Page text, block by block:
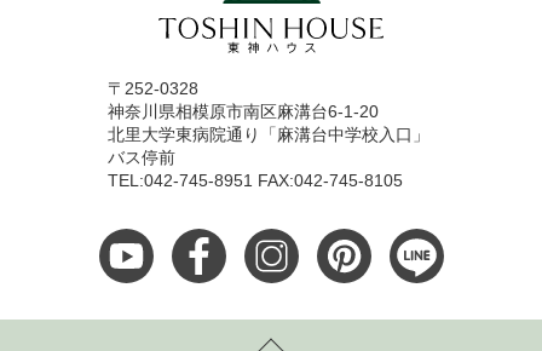
〒252-0328
神奈川県相模原市南区麻溝台6-1-20
北里大学東病院通り「麻溝台中学校入口」
バス停前
TEL:042-745-8951 FAX:042-745-8105